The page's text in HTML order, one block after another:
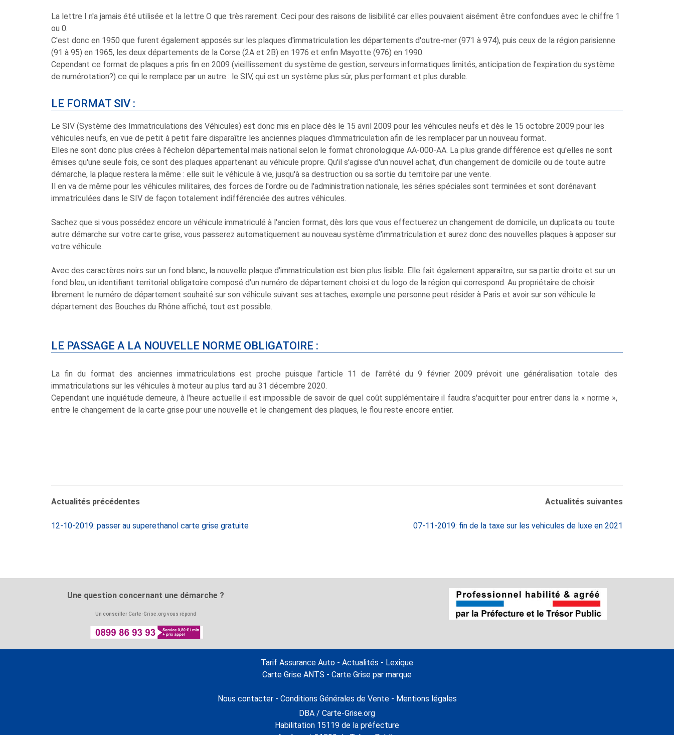
La lettre I n'a jamais été utilisée et la lettre O que très rarement. Ceci pour des raisons de lisibilité car elles pouvaient aisément être confondues avec le chiffre 1
ou 0.
C'est donc en 1950 que furent également apposés sur les plaques d'immatriculation les départements d'outre-mer (971 à 974), puis ceux de la région parisienne
(91 à 95) en 1965, les deux départements de la Corse (2A et 2B) en 1976 et enfin Mayotte (976) en 1990.
Cependant ce format de plaques a pris fin en 2009 (vieillissement du système de gestion, serveurs informatiques limités, anticipation de l'expiration du système
de numérotation?) ce qui le remplace par un autre : le SIV, qui est un système plus sûr, plus performant et plus durable.
LE FORMAT SIV :
Le SIV (Système des Immatriculations des Véhicules) est donc mis en place dès le 15 avril 2009 pour les véhicules neufs et dès le 15 octobre 2009 pour les
véhicules neufs, en vue de petit à petit faire disparaître les anciennes plaques d'immatriculation afin de les remplacer par un nouveau format.
Elles ne sont donc plus crées à l'échelon départemental mais national selon le format chronologique AA-000-AA. La plus grande différence est qu'elles ne sont
émises qu'une seule fois, ce sont des plaques appartenant au véhicule propre. Qu'il s'agisse d'un nouvel achat, d'un changement de domicile ou de toute autre
démarche, la plaque restera la même : elle suit le véhicule à vie, jusqu'à sa destruction ou sa sortie du territoire par une vente.
Il en va de même pour les véhicules militaires, des forces de l'ordre ou de l'administration nationale, les séries spéciales sont terminées et sont dorénavant
immatriculées dans le SIV de façon totalement indifférenciée des autres véhicules.
Sachez que si vous possédez encore un véhicule immatriculé à l'ancien format, dès lors que vous effectuerez un changement de domicile, un duplicata ou toute
autre démarche sur votre carte grise, vous passerez automatiquement au nouveau système d'immatriculation et aurez donc des nouvelles plaques à apposer sur
votre véhicule.
Avec des caractères noirs sur un fond blanc, la nouvelle plaque d'immatriculation est bien plus lisible. Elle fait également apparaître, sur sa partie droite et sur un
fond bleu, un identifiant territorial obligatoire composé d'un numéro de département choisi et du logo de la région qui correspond. Au propriétaire de choisir
librement le numéro de département souhaité sur son véhicule suivant ses attaches, exemple une personne peut résider à Paris et avoir sur son véhicule le
département des Bouches du Rhône affiché, tout est possible.
LE PASSAGE A LA NOUVELLE NORME OBLIGATOIRE :
La fin du format des anciennes immatriculations est proche puisque l'article 11 de l'arrêté du 9 février 2009 prévoit une généralisation totale des
immatriculations sur les véhicules à moteur au plus tard au 31 décembre 2020.
Cependant une inquiétude demeure, à l'heure actuelle il est impossible de savoir de quel coût supplémentaire il faudra s'acquitter pour entrer dans la « norme »,
entre le changement de la carte grise pour une nouvelle et le changement des plaques, le flou reste encore entier.
Actualités précédentes
12-10-2019: passer au superethanol carte grise gratuite
Actualités suivantes
07-11-2019: fin de la taxe sur les vehicules de luxe en 2021
Une question concernant une démarche ?
Un conseiller Carte-Grise.org vous répond
Tarif Assurance Auto - Actualités - Lexique
Carte Grise ANTS - Carte Grise par marque
Nous contacter- Conditions Générales de Vente- Mentions légales
DBA / Carte-Grise.org
Habilitation 15119 de la préfecture